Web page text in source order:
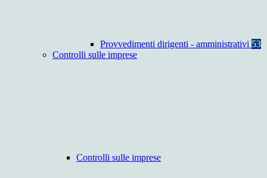
Provvedimenti dirigenti - amministrativi 53
Controlli sulle imprese
Controlli sulle imprese